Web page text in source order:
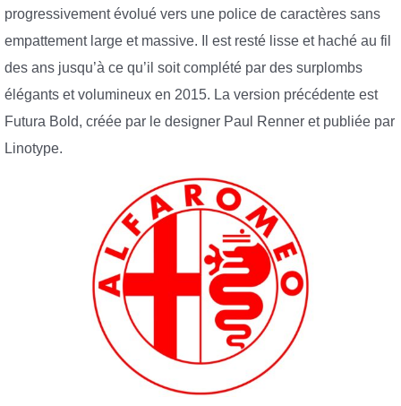
progressivement évolué vers une police de caractères sans
empattement large et massive. Il est resté lisse et haché au fil
des ans jusqu’à ce qu’il soit complété par des surplombs
élégants et volumineux en 2015. La version précédente est
Futura Bold, créée par le designer Paul Renner et publiée par
Linotype.